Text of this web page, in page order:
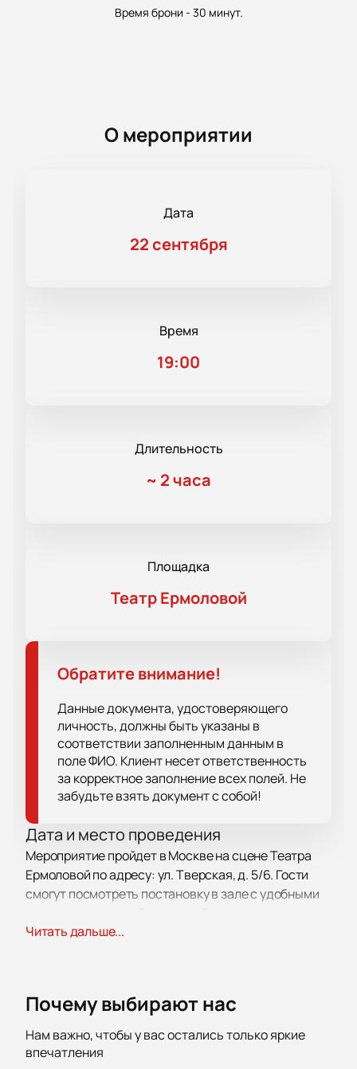
Время брони - 30 минут.
О мероприятии
Дата
22 сентября
Время
19:00
Длительность
~ 2 часа
Площадка
Театр Ермоловой
Обратите внимание!
Данные документа, удостоверяющего
личность, должны быть указаны в
соответствии заполненным данным в
поле ФИО. Клиент несет ответственность
за корректное заполнение всех полей. Не
забудьте взять документ с собой!
Дата и место проведения
Мероприятие пройдет в Москве на сцене Театра
Ермоловой по адресу: ул. Тверская, д. 5/6. Гости
смогут посмотреть постановку в зале с удобными
сезона. В программе живое исполнение и участие
профессиональных артистов. Зрители увидят
новые номера, миниатюры и разные музыкальные
решения. Постановка входит в число популярных
Читать дальше...
Почему выбирают нас
Нам важно, чтобы у вас остались только яркие
впечатления